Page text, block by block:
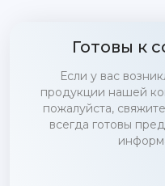
Готовы к
Если у вас
продукции нашей
пожалуйста,
всегда готовы